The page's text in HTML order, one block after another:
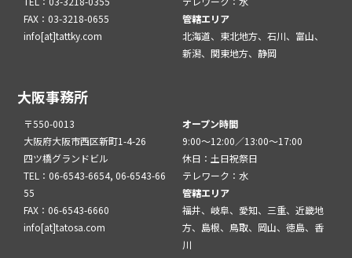
FAX：03-3218-0655
info[at]tattky.com
管轄エリア
北海道、東北地方、石川、富山、
新潟、関東地方、静岡
大阪事務所
〒550-0013
大阪府大阪市西区新町1-4-26
四ツ橋グランドビル
TEL：06-6543-6654, 06-6543-66
55
FAX：06-6543-6660
info[at]tatosa.com
オープン時間
9:00～12:00／13:00～17:00
休日：土日祝祭日
テレワーク：水
管轄エリア
福井、岐阜、愛知、三重、近畿地
方、島根、鳥取、岡山、徳島、香
川